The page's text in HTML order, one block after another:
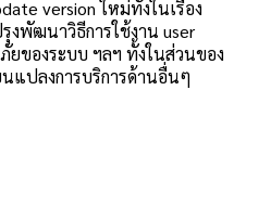
version ใหม่ทั้งในเรื่อง
งพัฒนาวิธีการใช้งาน user
ยของระบบ ฯลฯ ทั้งในส่วนของ
แปลงการบริการด้านอื่นๆ